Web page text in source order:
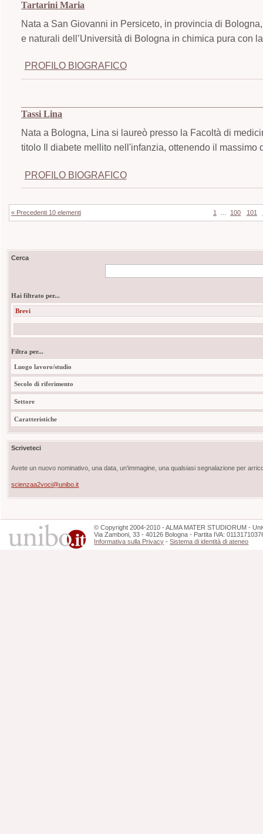
Tartarini Maria
Nata a San Giovanni in Persiceto, in provincia di
e naturali dell’Università di Bologna in chimica pura con
PROFILO BIOGRAFICO
Tassi Lina
Nata a Bologna, Lina si laureò presso la Facoltà di
titolo Il diabete mellito nell'infanzia, ottenendo il massimo
PROFILO BIOGRAFICO
« Precedenti 10 elementi 1 100 101
Cerca
Hai filtrato per...
Brevi
Filtra per...
Luogo lavoro/studio
Secolo di riferimento
Settore
Caratteristiche
Scriveteci
Avete un nuovo nominativo, una data, un'immagine, una qualsiasi segnalazione per
scienzaa2voci@unibo.it
©Copyright 2004-2010 - ALMA MATER STUDIORUM -
Via Zamboni, 33 - 40126 Bologna - Partita IVA:
Informativa sulla Privacy -Sistema di identità di ateneo